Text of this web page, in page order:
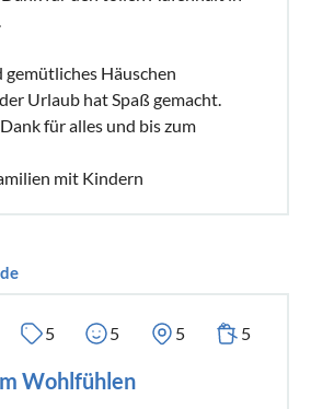
gemütliches Häuschen
Urlaub hat Spaß gemacht.
für alles und bis zum
mit Kindern
5 5 5 5
Wohlfühlen